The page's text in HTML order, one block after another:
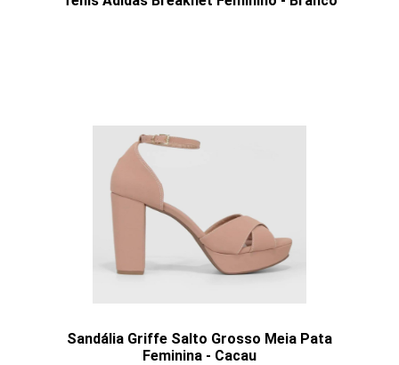
Sandália Griffe Salto Grosso Meia Pata
Feminina - Cacau